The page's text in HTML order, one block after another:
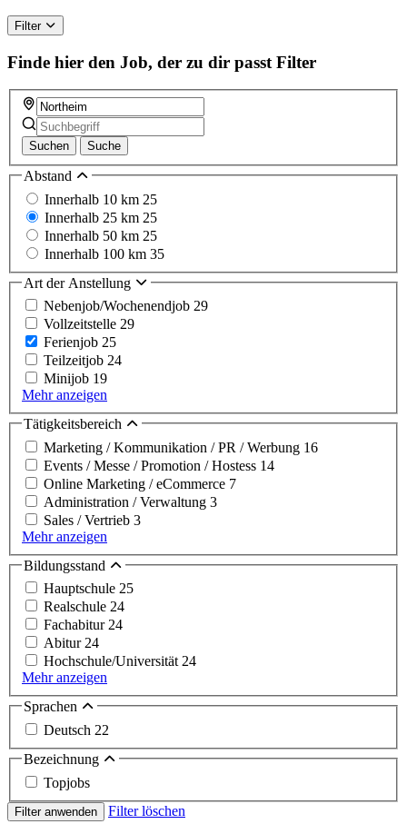
Filter
Finde hier den Job, der zu dir passt Filter
Suchen Suche
Abstand
Innerhalb 10 km 25
Innerhalb 25 km 25
Innerhalb 50 km 25
Innerhalb 100 km 35
Art der Anstellung
Nebenjob/Wochenendjob 29
Vollzeitstelle 29
Ferienjob 25
Teilzeitjob 24
Minijob 19
Mehr anzeigen
Tätigkeitsbereich
Marketing / Kommunikation / PR / Werbung 16
Events / Messe / Promotion / Hostess 14
Online Marketing / eCommerce 7
Administration / Verwaltung 3
Sales / Vertrieb 3
Mehr anzeigen
Bildungsstand
Hauptschule 25
Realschule 24
Fachabitur24
Abitur24
Hochschule/Universität24
Mehr anzeigen
Sprachen
Deutsch 22
Bezeichnung
Topjobs
Filter anwenden Filter löschen